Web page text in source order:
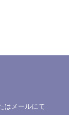
はメールにて